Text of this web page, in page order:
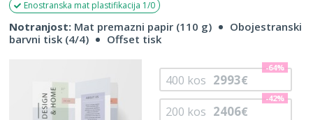
Enostranska mat plastifikacija 1/0
Notranjost: Mat premazni papir (110 g)
Obojestranski
barvni tisk (4/4)
Offset tisk
200 kos 2406€
-42%
400 kos 2993€
-64%